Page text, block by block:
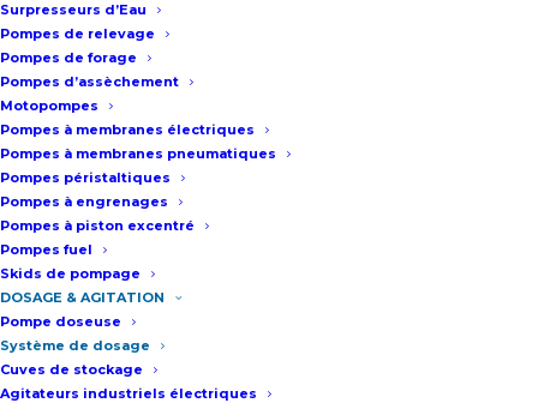
Surpresseurs d’Eau
Pompes de relevage
Pompes de forage
Pompes d’assèchement
Motopompes
Pompes à membranes électriques
Pompes à membranes pneumatiques
Pompes péristaltiques
Pompes à engrenages
Pompes à piston excentré
Pompes fuel
Skids de pompage
DOSAGE & AGITATION
Pompe doseuse
Système de dosage
Cuves de stockage
Agitateurs industriels électriques
SYSTÈME DE DOSAGE